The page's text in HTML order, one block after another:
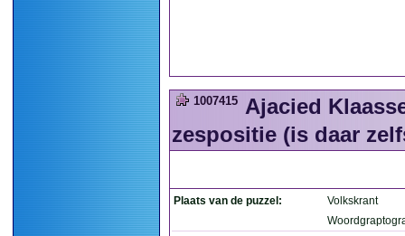
1007415 Ajacied
zespositie (is daar
Plaats van de puzzel:
Volkskrant